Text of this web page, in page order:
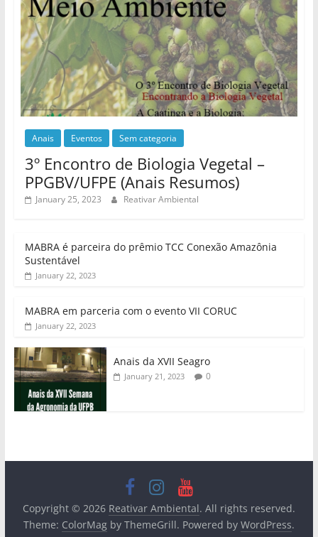
Anais Eventos Sem categoria
3º Encontro de Biologia Vegetal –
PPGBV/UFPE (Anais Resumos)
January 25, 2023 Reativar Ambiental
MABRA é parceira do prêmio TCC Conexão Amazônia
Sustentável
January 22, 2023
MABRA em parceria com o evento VII CORUC
January 22, 2023
Anais da XVII Seagro
January 21, 2023 0
Copyright © 2026 Reativar Ambiental. All rights reserved.
Theme: ColorMagby ThemeGrill. Powered by WordPress.